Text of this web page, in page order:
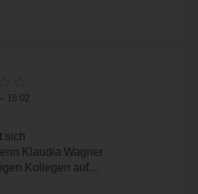
15:02
sich
Klaudia Wagner
Kollegen auf...